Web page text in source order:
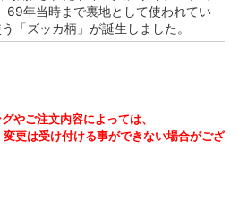
69年当時まで裏地として使われてい
「ズッカ柄」が誕生しました。
やご注文内容によっては、
更は受け付ける事ができない場合がござ